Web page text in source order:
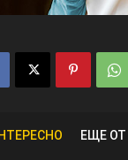
ЕЩЕ